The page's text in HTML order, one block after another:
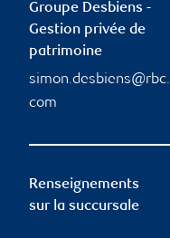
Groupe Desbiens -
Gestion privée de
patrimoine
simon.desbiens@rbc.
com
Renseignements
sur la succursale